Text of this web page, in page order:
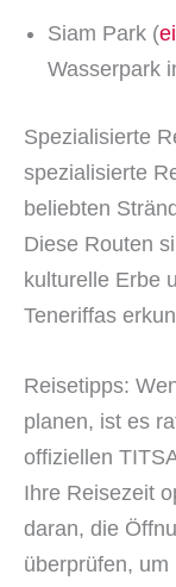
Siam Park (
Wasserpark
Spezialisierte
spezialisierte
beliebten
Diese Routen
kulturelle Erbe
Teneriffas
Reisetipps:
planen, ist es
offiziellen
Ihre Reisezeit
daran, die
überprüfen,